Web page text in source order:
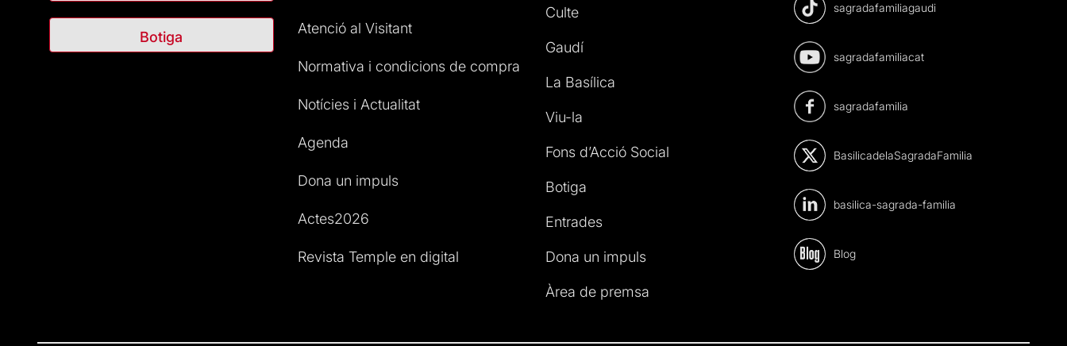
Botiga
Atenció al Visitant
Normativa i condicions de compra
Notícies i Actualitat
Agenda
Dona un impuls
Actes2026
Revista Temple en digital
Culte
Gaudí
La Basílica
Viu-la
Fons d’Acció Social
Botiga
Entrades
Dona un impuls
Àrea de premsa
sagradafamiliagaudi
sagradafamiliacat
sagradafamilia
BasilicadelaSagradaFamilia
basilica-sagrada-familia
Blog